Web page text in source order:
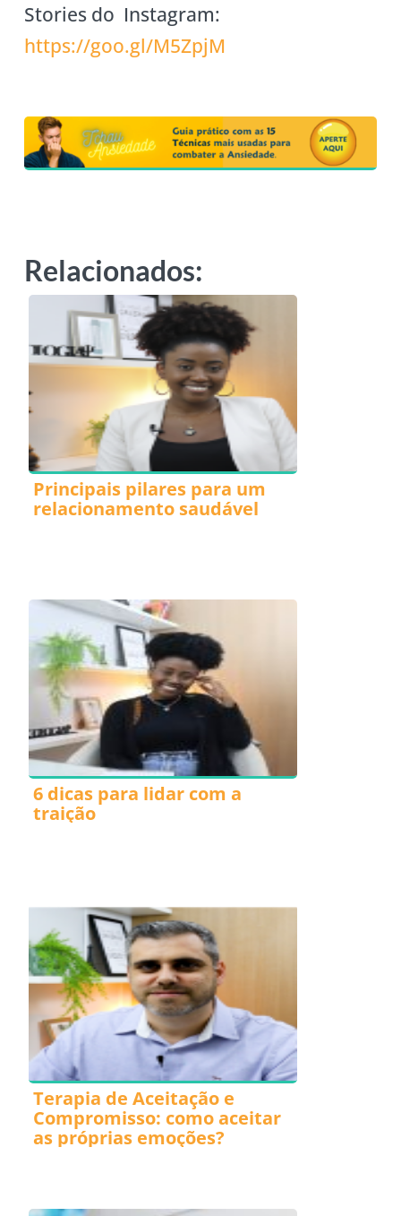
Stories do Instagram:
https://goo.gl/M5ZpjM
Relacionados:
Principais pilares para um
relacionamento saudável
6 dicas para lidar com a
traição
Terapia de Aceitação e
Compromisso: como aceitar
as próprias emoções?